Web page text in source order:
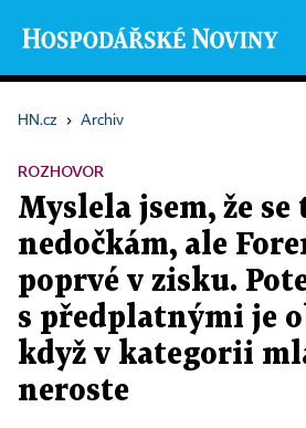
HN.cz › Archiv
ROZHOVOR
Myslela jsem, že se
nedočkám, ale
poprvé v zisku.
s předplatnými je
když v kategorii
neroste